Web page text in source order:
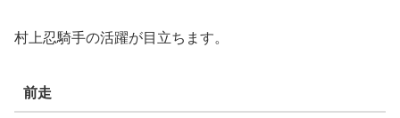
村上忍騎手の活躍が目立ちます。
前走